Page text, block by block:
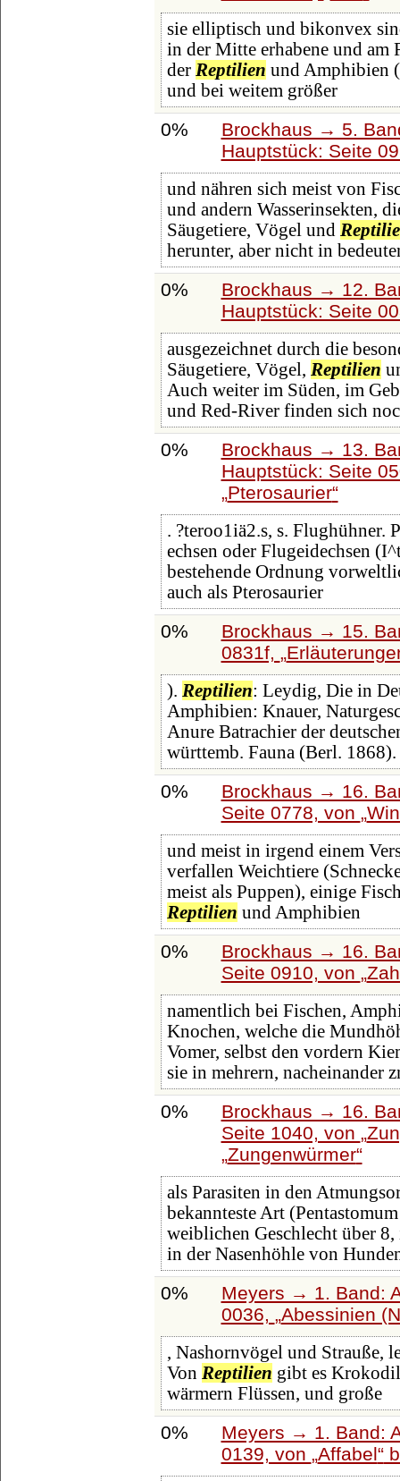
sie elliptisch und bikonvex
in der Mitte erhabene und am
der Reptilien und Amphibien
und bei weitem größer
0%
Brockhaus → 5.
Hauptstück: Seite
und nähren sich meist von
und andern Wasserinsekten,
Säugetiere, Vögel und
herunter, aber nicht in
0%
Brockhaus → 12.
Hauptstück: Seite
ausgezeichnet durch die
Säugetiere, Vögel, Reptilien
Auch weiter im Süden, im
und Red-River finden sich
0%
Brockhaus → 13.
Hauptstück: Seite
Pterosaurier
. ?teroo1iä2.s, s. Flughühner.
echsen oder Flugeidechsen
bestehende Ordnung
auch als Pterosaurier
0%
Brockhaus → 15.
0831f,
). Reptilien: Leydig, Die in
Amphibien: Knauer,
Anure Batrachier der
württemb. Fauna (Berl.
0%
Brockhaus → 16.
Seite 0778, von
und meist in irgend einem
verfallen Weichtiere
meist als Puppen), einige
Reptilien und Amphibien
0%
Brockhaus → 16.
Seite 0910, von
namentlich bei Fischen,
Knochen, welche die
Vomer, selbst den vordern
sie in mehrern, nacheinander
0%
Brockhaus → 16.
Seite 1040, von
Zungenwürmer
als Parasiten in den
bekannteste Art
weiblichen Geschlecht über
in der Nasenhöhle von
0%
Meyers → 1. Band:
0036,
Abessinien
, Nashornvögel und Strauße,
Von Reptilien gibt es
wärmern Flüssen, und große
0%
Meyers → 1. Band:
0139, von Affabel